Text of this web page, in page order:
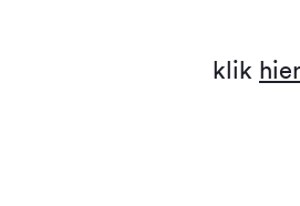
klik hier